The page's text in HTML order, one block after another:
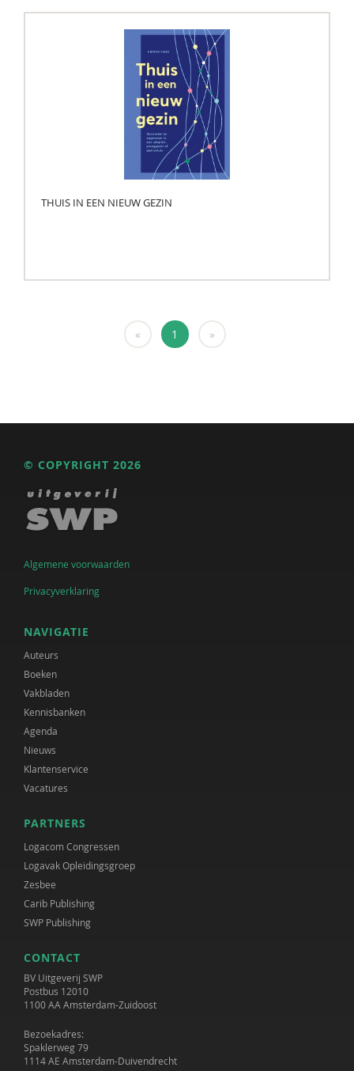
THUIS IN EEN NIEUW GEZIN
« 1 »
© COPYRIGHT 2026
Algemene voorwaarden
Privacyverklaring
NAVIGATIE
Auteurs
Boeken
Vakbladen
Kennisbanken
Agenda
Nieuws
Klantenservice
Vacatures
PARTNERS
Logacom Congressen
Logavak Opleidingsgroep
Zesbee
Carib Publishing
SWP Publishing
CONTACT
BV Uitgeverij SWP
Postbus 12010
1100 AA Amsterdam-Zuidoost
Bezoekadres:
Spaklerweg 79
1114 AE Amsterdam-Duivendrecht